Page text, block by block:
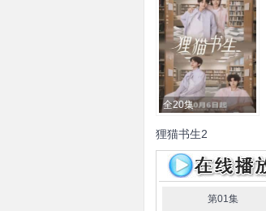
全20集
狸猫书生2
王一舟 解鑫豪 徐丁 高圣
皓羽
第01集